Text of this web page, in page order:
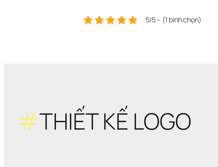
5/5 – (1 bình chọn)
#THIẾT KẾ LOGO